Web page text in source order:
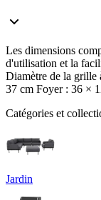
Les dimensions
d'utilisation et la
Diamètre de la grille
37 cm Foyer : 36 ×
Catégories et
Jardin